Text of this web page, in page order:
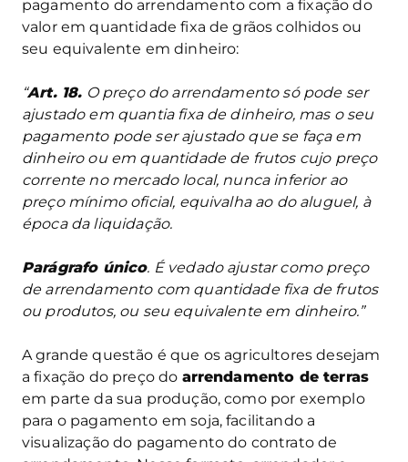
pagamento do arrendamento com a fixação do
valor em quantidade fixa de grãos colhidos ou
seu equivalente em dinheiro:
“Art. 18. O preço do arrendamento só pode ser
ajustado em quantia fixa de dinheiro, mas o seu
pagamento pode ser ajustado que se faça em
dinheiro ou em quantidade de frutos cujo preço
corrente no mercado local, nunca inferior ao
preço mínimo oficial, equivalha ao do aluguel, à
época da liquidação.
Parágrafo único. É vedado ajustar como preço
de arrendamento com quantidade fixa de frutos
ou produtos, ou seu equivalente em dinheiro.”
A grande questão é que os agricultores desejam
a fixação do preço do arrendamento de terras
em parte da sua produção, como por exemplo
para o pagamento em soja, facilitando a
visualização do pagamento do contrato de